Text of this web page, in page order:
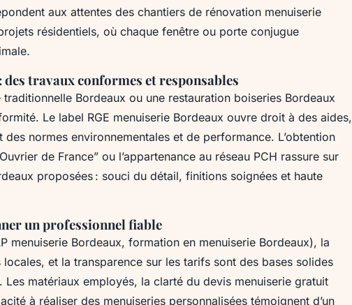
aux attentes des chantiers de rénovation menuiserie
résidentiels, où chaque fenêtre ou porte conjugue
travaux conformes et responsables
Bordeaux ou une restauration boiseries Bordeaux
Le label RGE menuiserie Bordeaux ouvre droit à des aides,
des normes environnementales et de performance. L’obtention
de France” ou l’appartenance au réseau PCH rassure sur
proposées : souci du détail, finitions soignées et haute
un professionnel fiable
menuiserie Bordeaux, formation en menuiserie Bordeaux), la
et la transparence sur les tarifs sont des bases solides
Les matériaux employés, la clarté du devis menuiserie gratuit
à réaliser des menuiseries personnalisées témoignent d’un